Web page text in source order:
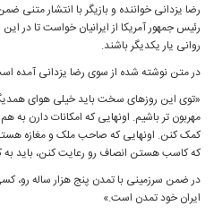
رضا یزدانی خواننده و بازیگر با انتشار متنی
رئیس جمهور آمریکا از ایرانیان خواست تا در
روانی یار یکدیگر باشند.
در متن نوشته شده از سوی رضا یزدانی آمده
«توی این روزهای سخت باید خیلی هوای
مهربون تر باشیم. اونهایی که امکانات دارن
کمک کنن. اونهایی که صاحب ملک و مغازه
که کاسب هستن انصاف رو رعایت کنن، باید
در ضمن سرزمینی با تمدن پنج هزار ساله رو،
ایران خود تمدن است.»